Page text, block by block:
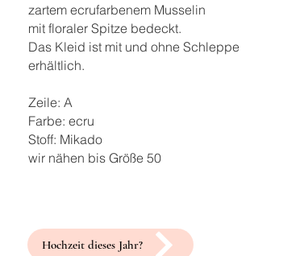
zartem ecrufarbenem Musselin
mit floraler Spitze bedeckt.
Das Kleid ist mit und ohne Schleppe
erhältlich.
Zeile: A
Farbe: ecru
Stoff: Mikado
wir nähen bis Größe 50
Hochzeit dieses Jahr?